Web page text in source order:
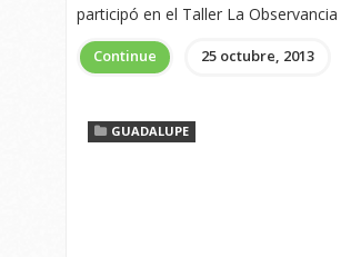
participó en el Taller La
Continue 25 octubre, 2013
GUADALUPE